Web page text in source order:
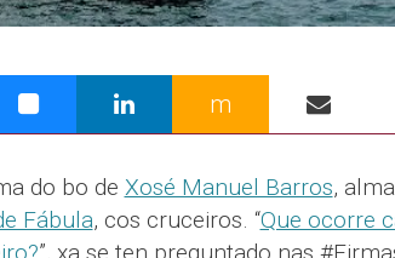
m
do bo de Xosé Manuel Barros,
Fábula, cos cruceiros. “Que ocorre